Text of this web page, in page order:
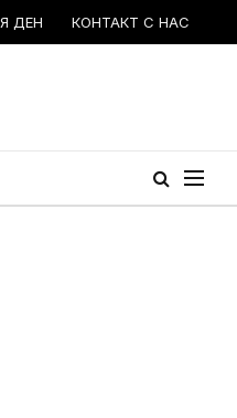
ДЕН КОНТАКТ С НАС